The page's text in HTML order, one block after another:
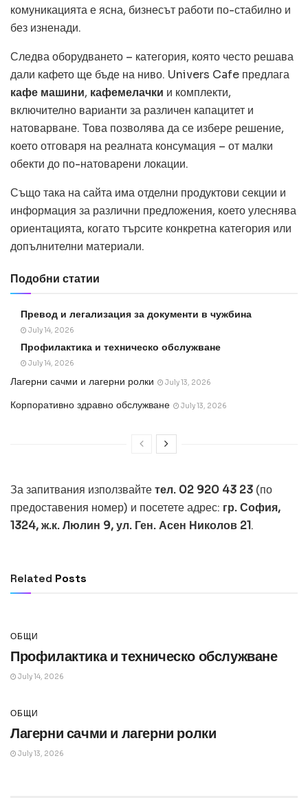
комуникацията е ясна, бизнесът работи по-стабилно и
без изненади.
Следва оборудването – категория, която често решава
дали кафето ще бъде на ниво. Univers Cafe предлага
кафе машини, кафемелачки и комплекти,
включително варианти за различен капацитет и
натоварване. Това позволява да се избере решение,
което отговаря на реалната консумация – от малки
обекти до по-натоварени локации.
Също така на сайта има отделни продуктови секции и
информация за различни предложения, което улеснява
ориентацията, когато търсите конкретна категория или
допълнителни материали.
Подобни статии
Превод и легализация за документи в чужбина
July 14, 2026
Профилактика и техническо обслужване
July 14, 2026
Лагерни сачми и лагерни ролки July 13, 2026
Корпоративно здравно обслужване July 13, 2026
За запитвания използвайтетел. 02 920 43 23 (по
предоставения номер) и посетете адрес: гр. София,
1324, ж.к. Люлин 9, ул. Ген. Асен Николов 21.
Related Posts
ОБЩИ
ОБЩИ
Профилактика и техническо обслужване
July 14, 2026
ОБЩИ
Лагерни сачми и лагерни ролки
July 13, 2026